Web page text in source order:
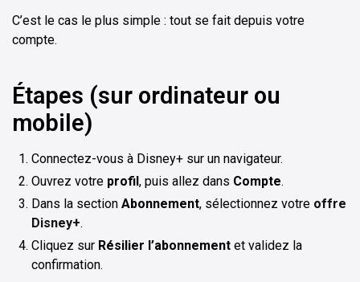
C’est le cas le plus simple : tout se fait depuis votre
compte.
Étapes (sur ordinateur ou
mobile)
Connectez-vous à Disney+ sur un navigateur.
Ouvrez votre profil , puis allez dans Compte.
Dans la section Abonnement, sélectionnez votre offre
Disney+.
Cliquez sur Résilier l’abonnement et validez la
confirmation.